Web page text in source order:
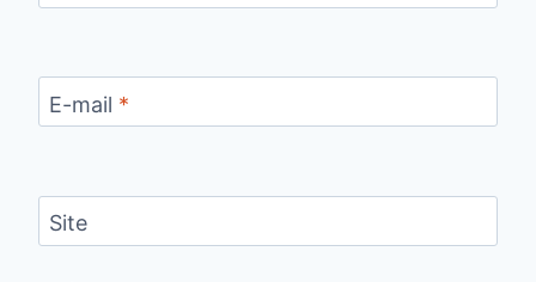
E-mail *
Site